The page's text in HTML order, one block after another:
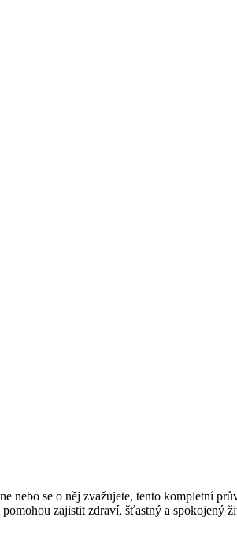
nebo se o něj zvažujete, tento kompletní
zajistit zdraví, šťastný a spokojený